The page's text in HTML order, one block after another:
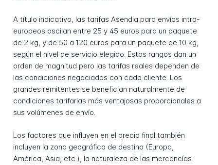
A título indicativo, las tarifas Asendia para envíos intra-
europeos oscilan entre 25 y 45 euros para un paquete
de 2 kg, y de 50 a 120 euros para un paquete de 10 kg,
según el nivel de servicio elegido. Estos rangos dan un
orden de magnitud pero las tarifas reales dependen de
las condiciones negociadas con cada cliente. Los
grandes remitentes se benefician naturalmente de
condiciones tarifarias más ventajosas proporcionales a
sus volúmenes de envío.
Los factores que influyen en el precio final también
incluyen la zona geográfica de destino (Europa,
América, Asia, etc.), la naturaleza de las mercancías